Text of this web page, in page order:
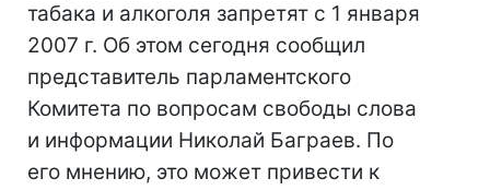
табака и алкоголя запретят с 1 января
2007 г. Об этом сегодня сообщил
представитель парламентского
Комитета по вопросам свободы слова
и информации Николай Баграев. По
его мнению, это может привести к